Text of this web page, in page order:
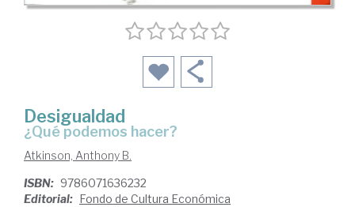
Desigualdad
¿qué podemos hacer?
Atkinson, Anthony B.
ISBN: 9786071636232
Editorial: Fondo de Cultura Económica